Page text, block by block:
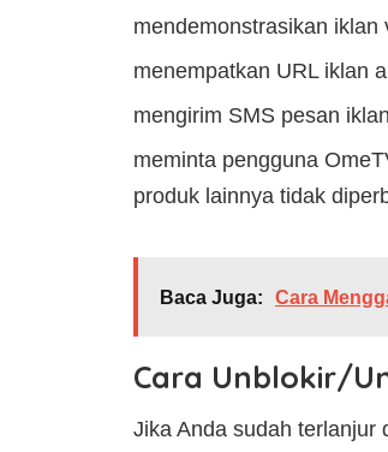
mendemonstrasikan iklan
menempatkan URL iklan
mengirim SMS pesan
meminta pengguna
produk lainnya tidak
Baca Juga: Cara
Cara Unblokir/
Jika Anda sudah terlanjur